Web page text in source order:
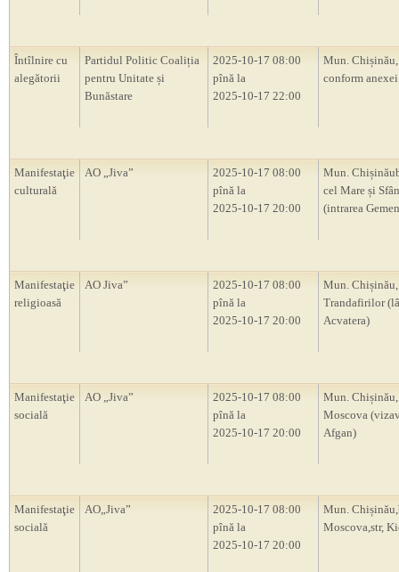
Întîlnire cu
alegătorii
Partidul Politic Coaliția
pentru Unitate și
Bunăstare
2025-10-17 08:00
pînă la
2025-10-17 22:00
Mun.
conform anexei
Manifestaţie
culturală
AO „Jiva”
2025-10-17 08:00
pînă la
2025-10-17 20:00
Mun.
cel Mare și
(intrarea
Manifestaţie
religioasă
AO Jiva”
2025-10-17 08:00
pînă la
2025-10-17 20:00
Mun.
Trandafirilor
Acvatera)
Manifestaţie
socială
AO „Jiva”
2025-10-17 08:00
pînă la
2025-10-17 20:00
Mun.
Moscova
Afgan)
Manifestaţie
socială
AO„Jiva”
2025-10-17 08:00
pînă la
2025-10-17 20:00
Mun.
Moscova,str,